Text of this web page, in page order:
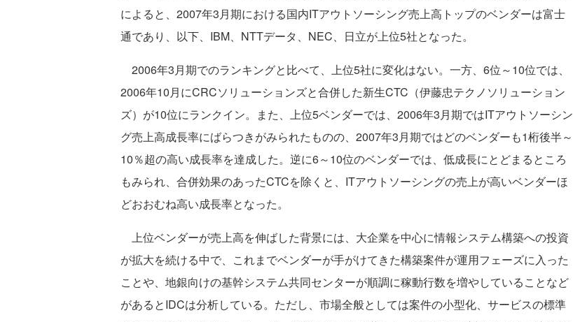
によると、2007年3月期における国内ITアウトソーシング売上高トップのベンダーは富士
通であり、以下、IBM、NTTデータ、NEC、日立が上位5社となった。
2006年3月期でのランキングと比べて、上位5社に変化はない。一方、6位～10位では、
2006年10月にCRCソリューションズと合併した新生CTC（伊藤忠テクノソリューション
ズ）が10位にランクイン。また、上位5ベンダーでは、2006年3月期ではITアウトソーシン
グ売上高成長率にばらつきがみられたものの、2007年3月期ではどのベンダーも1桁後半～
10％超の高い成長率を達成した。逆に6～10位のベンダーでは、低成長にとどまるところ
もみられ、合併効果のあったCTCを除くと、ITアウトソーシングの売上が高いベンダーほ
どおおむね高い成長率となった。
上位ベンダーが売上高を伸ばした背景には、大企業を中心に情報システム構築への投資
が拡大を続ける中で、これまでベンダーが手がけてきた構築案件が運用フェーズに入った
ことや、地銀向けの基幹システム共同センターが順調に稼動行数を増やしていることなど
があるとIDCは分析している。ただし、市場全般としては案件の小型化、サービスの標準